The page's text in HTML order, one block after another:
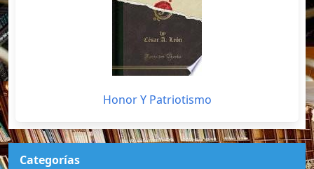
Honor Y Patriotismo
Categorías